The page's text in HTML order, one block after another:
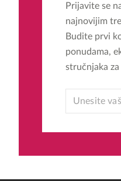
Prijavite se
najnovijim
Budite prvi
ponudama,
stručnjaka
EMAIL